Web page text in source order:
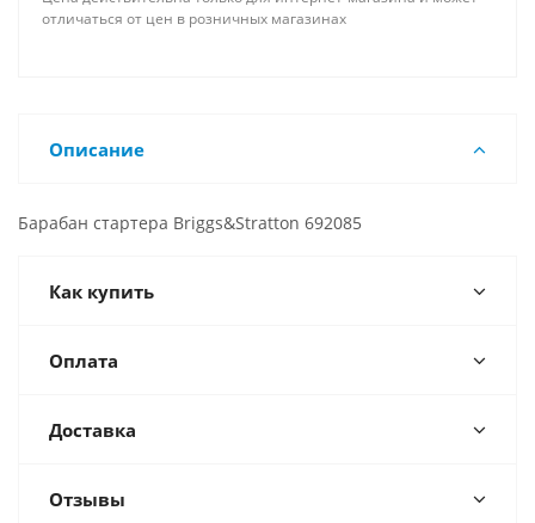
отличаться от цен в розничных магазинах
Описание
Барабан стартера Briggs&Stratton 692085
Как купить
Оплата
Доставка
Отзывы